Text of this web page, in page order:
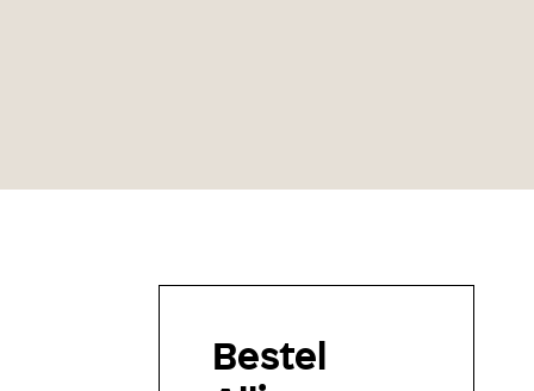
Bestel